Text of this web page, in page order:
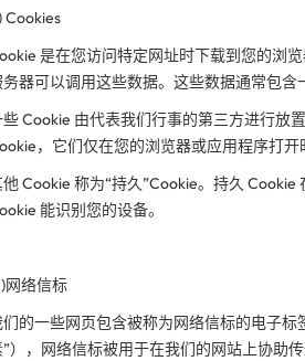
Cookies
是在您访问特定网址时下载到您的浏
务器可以调用这些数据。这些数据通常包含
Cookie 由代表我们行事的第三方进行放
，它们仅在您的浏览器或应用程序打
Cookie 称为“持久”Cookie。持久
能识别您的设备。
网络信标
们的一些网页包含被称为网络信标的电子
”），网络信标被用于在我们的网站上协助